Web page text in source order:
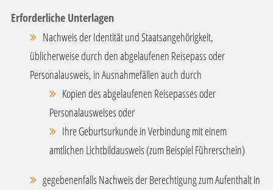
Erforderliche Unterlagen
Nachweis der Identität und Staatsangehörigkeit,
üblicherweise durch den abgelaufenen Reisepass oder
Personalausweis, in Ausnahmefällen auch durch
Kopien des abgelaufenen Reisepasses oder
Personalausweises oder
Ihre Geburtsurkunde in Verbindung mit einem
amtlichen Lichtbildausweis (zum Beispiel Führerschein)
gegebenenfalls Nachweis der Berechtigung zum Aufenthalt in